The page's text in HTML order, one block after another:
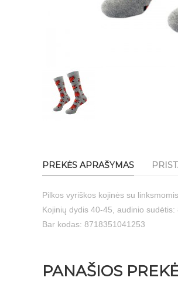
PREKĖS APRAŠYMAS
Pilkos vyriškos kojinės su
Kojinių dydis 40-45, audinio
Bar kodas: 8718351041253
PANAŠIOS